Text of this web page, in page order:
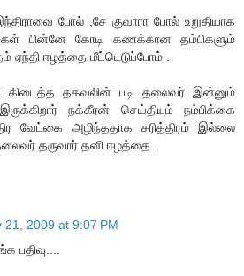
போல் ,சே குவாரா போல் உறுதியாக
பின்னே கோடி கணக்கான தம்பிகளும்
ஏந்தி ஈழத்தை மீட்டெடுப்போம் .
கிடைத்த தகவலின் படி தலைவர் இன்னும்
நக்கீரன் செய்தியும் நம்பிக்கை
வேட்கை அழிந்ததாக சரித்திரம் இல்லை
தருவார் தனி ஈழத்தை .
21, 2009 at 9:07 PM
பதிவு....